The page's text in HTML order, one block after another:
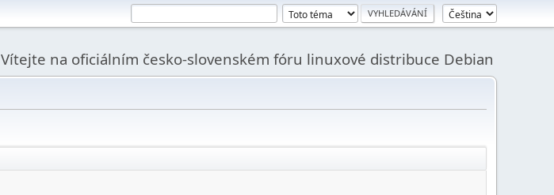
Vítejte na oficiálním česko-slovenském fóru linuxové distribuce Debian